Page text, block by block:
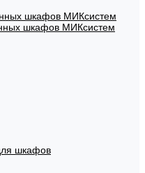
шкафов МИКсистем
шкафов МИКсистем
шкафов